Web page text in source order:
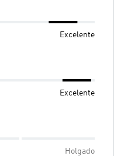
Excelente
Excelente
Holgado